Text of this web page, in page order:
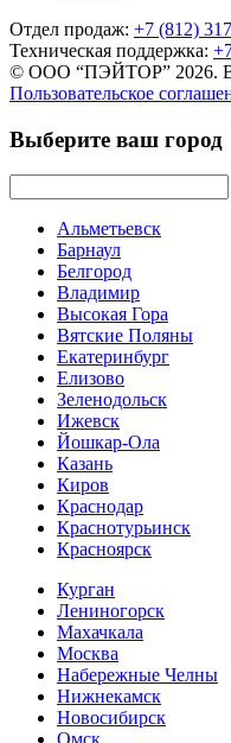
Отдел продаж: +7 (812)
Техническая поддержка:
© ООО “ПЭЙТОР” 2026.
Пользовательское
Выберите ваш город
Альметьевск
Барнаул
Белгород
Владимир
Высокая Гора
Вятские Поляны
Екатеринбург
Елизово
Зеленодольск
Ижевск
Йошкар-Ола
Казань
Киров
Краснодар
Краснотурьинск
Красноярск
Курган
Лениногорск
Махачкала
Москва
Набережные Челны
Нижнекамск
Новосибирск